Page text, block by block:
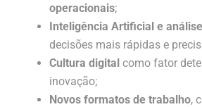
operacionais;
Inteligência Artificial e
decisões mais rápidas e
Cultura digital como fator
inovação;
Novos formatos de trabalho,